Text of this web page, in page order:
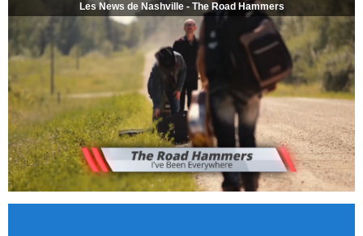
Les News de Nashville - The Road Hammers